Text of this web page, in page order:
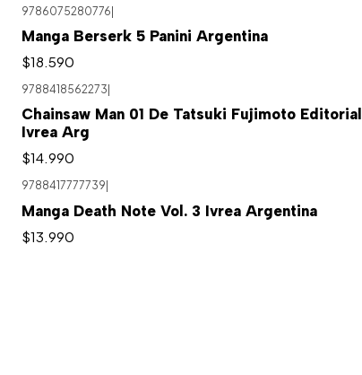
9786075280776|
Manga Berserk 5 Panini Argentina
$18.590
9788418562273
Chainsaw Man 01 De Tatsuki Fujimoto Editorial
Ivrea Arg
$14.990
9788417777739
Manga Death Note Vol. 3 Ivrea Argentina
$13.990